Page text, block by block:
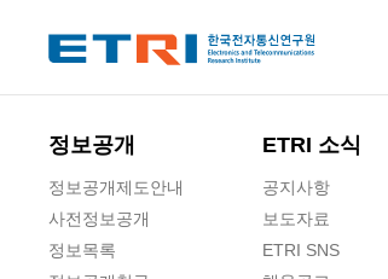
정보공개
정보공개제도안내
사전정보공개
정보목록
ETRI 소식
공지사항
보도자료
ETRI SNS